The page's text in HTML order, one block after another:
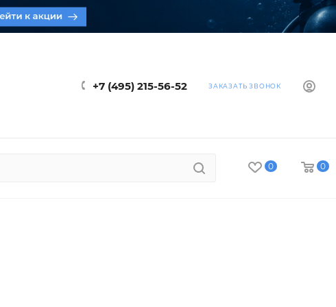
+7 (495) 215-56-52 ЗАКАЗАТЬ ЗВОНОК
0 0